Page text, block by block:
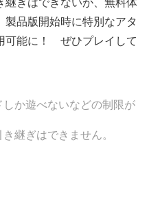
品版開始時に特別なアタ
可能に！ ぜひプレイして
か遊べないなどの制限が
継ぎはできません。